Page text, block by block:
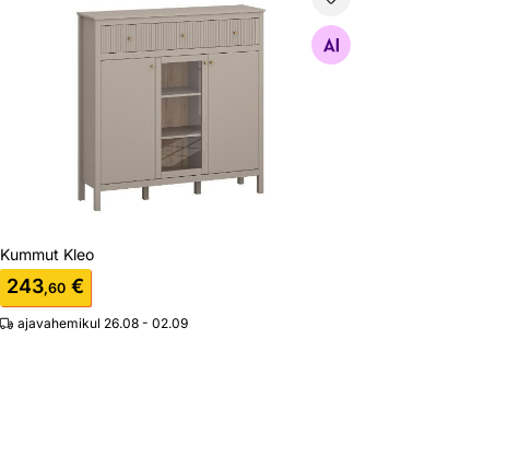
Kummut Kleo
Otsi sarnaseid
Kummut Kleo
243,60€
ajavahemikul 26.08 - 02.09